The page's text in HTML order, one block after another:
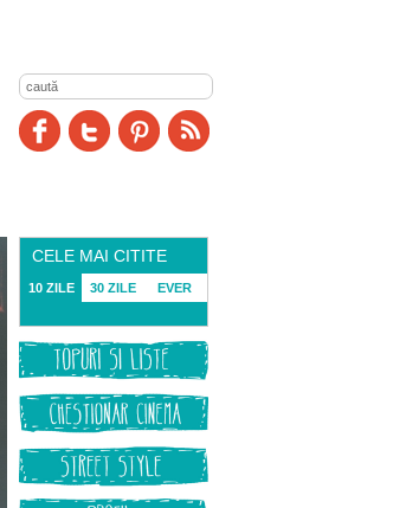
CELE MAI CITITE
10 ZILE 30 ZILE EVER